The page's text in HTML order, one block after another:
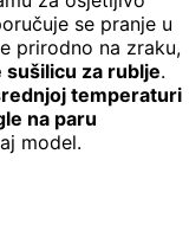
se pranje u
prirodno na zraku,
sušilicu za rublje.
temperaturi
na paru
model.